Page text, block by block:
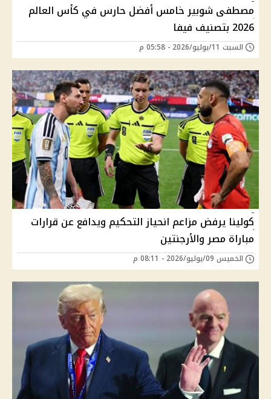
مصطفى شوبير خامس أفضل حارس في كأس العالم
2026 بتصنيف فيفا
السبت 11/يوليو/2026 - 05:58 م
كولينا يرفض مزاعم انحياز التحكيم ويدافع عن قرارات
مباراة مصر والأرجنتين
الخميس 09/يوليو/2026 - 08:11 م